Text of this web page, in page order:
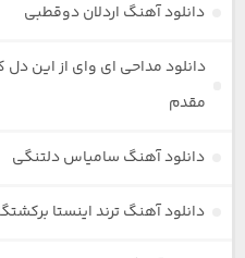
دانلود آهنگ اردلان دوقطبی
دانلود مداحی ای وای از این دل
مقدم
دانلود آهنگ سامیاس دلتنگی
دانلود آهنگ ترند اینستا